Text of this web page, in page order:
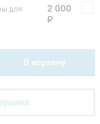
для
2 000
₽
В корзину